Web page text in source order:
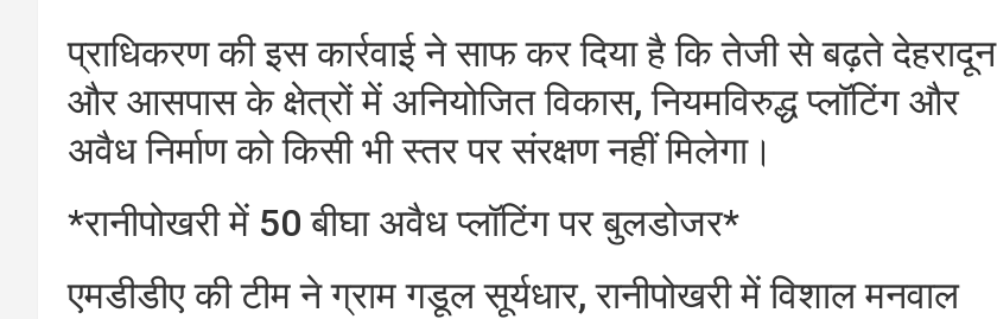
प्राधिकरण की इस कार्रवाई ने साफ कर दिया है कि तेजी से बढ़ते देहरादून
और आसपास के क्षेत्रों में अनियोजित विकास, नियमविरुद्ध प्लॉटिंग और
अवैध निर्माण को किसी भी स्तर पर संरक्षण नहीं मिलेगा।
*रानीपोखरी में 50 बीघा अवैध प्लॉटिंग पर बुलडोजर*
एमडीडीए की टीम ने ग्राम गडूल सूर्यधार, रानीपोखरी में विशाल मनवाल